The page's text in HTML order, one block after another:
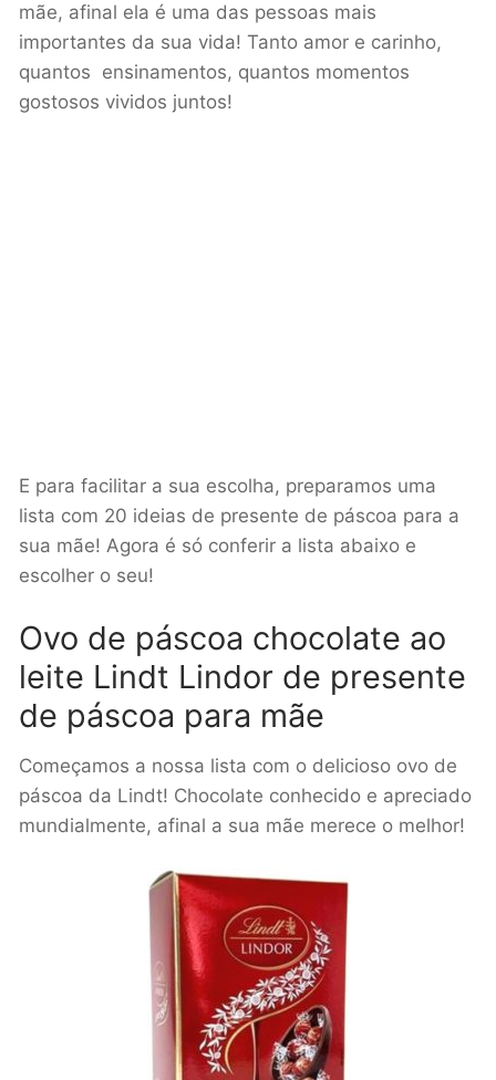
mãe, afinal ela é uma das pessoas mais
importantes da sua vida! Tanto amor e carinho,
quantos ensinamentos, quantos momentos
gostosos vividos juntos!
E para facilitar a sua escolha, preparamos uma
lista com 20 ideias de presente de páscoa para a
sua mãe! Agora é só conferir a lista abaixo e
escolher o seu!
Ovo de páscoa chocolate ao
leite Lindt Lindor de presente
de páscoa para mãe
Começamos a nossa lista com o delicioso ovo de
páscoa da Lindt! Chocolate conhecido e apreciado
mundialmente, afinal a sua mãe merece o melhor!